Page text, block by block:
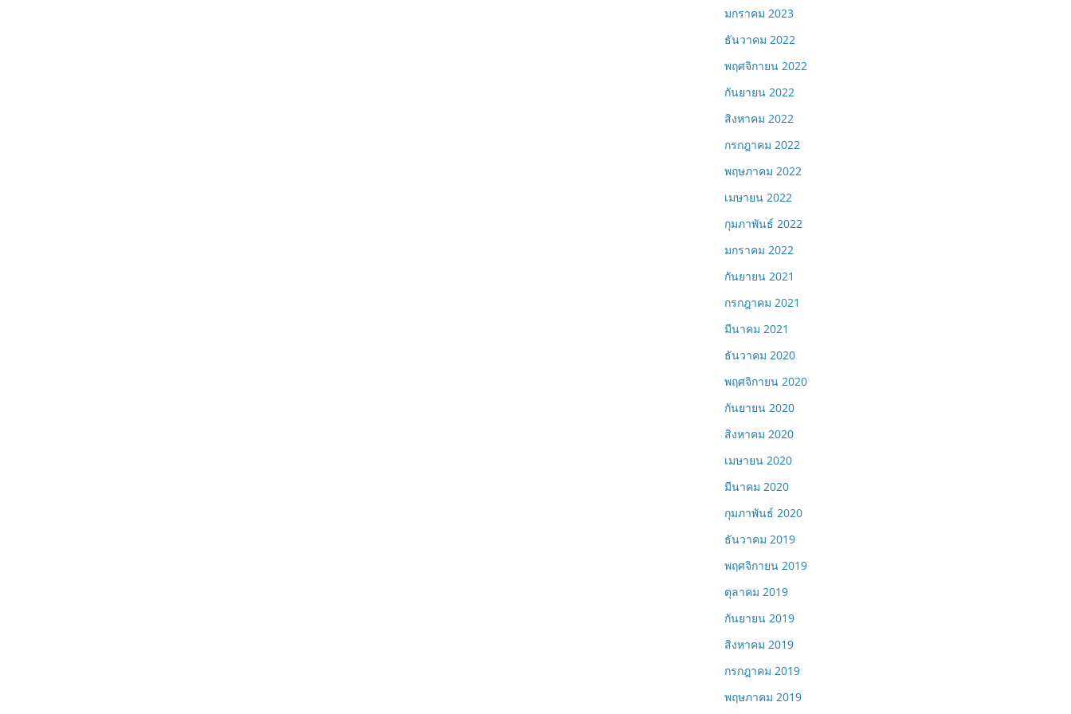
มกราคม 2023
ธันวาคม 2022
พฤศจิกายน 2022
กันยายน 2022
สิงหาคม 2022
กรกฎาคม 2022
พฤษภาคม 2022
เมษายน 2022
กุมภาพันธ์ 2022
มกราคม 2022
กันยายน 2021
กรกฎาคม 2021
มีนาคม 2021
ธันวาคม 2020
พฤศจิกายน 2020
กันยายน 2020
สิงหาคม 2020
เมษายน 2020
มีนาคม 2020
กุมภาพันธ์ 2020
ธันวาคม 2019
พฤศจิกายน 2019
ตุลาคม 2019
กันยายน 2019
สิงหาคม 2019
กรกฎาคม 2019
พฤษภาคม 2019